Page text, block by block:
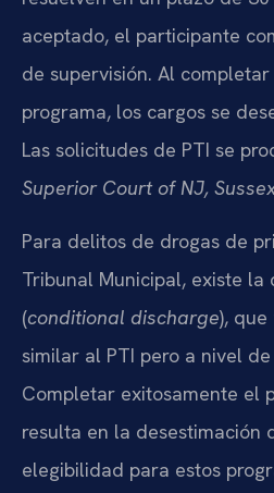
aceptado, el participante
de supervisión. Al
programa, los cargos se
Las solicitudes de PTI se
Superior Court of NJ,
Para delitos de drogas de
Tribunal Municipal, existe
(conditional discharge),
similar al PTI pero a nivel
Completar exitosamente el
resulta en la desestimación
elegibilidad para estos